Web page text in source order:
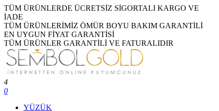
TÜM ÜRÜNLERDE ÜCRETSİZ SİGORTALI KARGO VE
İADE
TÜM ÜRÜNLERİMİZ ÖMÜR BOYU BAKIM GARANTİLİ
EN UYGUN FİYAT GARANTİSİ
TÜM ÜRÜNLER GARANTİLİ VE FATURALIDIR
4
0
YÜZÜK